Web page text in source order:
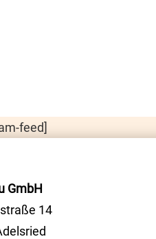
feed]
GmbH
14